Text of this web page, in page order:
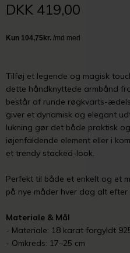
DKK 419,00
Tilføj et legende og magisk
dette håndknyttede armbånd
består af runde røgkvarts-
giver et dynamisk og elegant
lukning gør det både praktisk
iøjenfaldende element eller i
et trendy stacked-look.
Perfekt til både et enkelt og et
på nye måder hver dag alt
Materiale & Mål
- Materiale: 18 karat forgyldt
- Omkreds: 17–25 cm